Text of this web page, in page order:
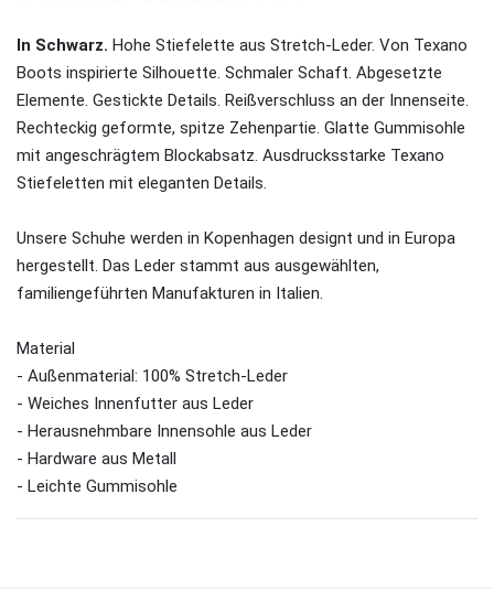
In Schwarz. Hohe Stiefelette aus Stretch-Leder. Von Texano
Boots inspirierte Silhouette. Schmaler Schaft. Abgesetzte
Elemente. Gestickte Details. Reißverschluss an der Innenseite.
Rechteckig geformte, spitze Zehenpartie. Glatte Gummisohle
mit angeschrägtem Blockabsatz. Ausdrucksstarke Texano
Stiefeletten mit eleganten Details.
Unsere Schuhe werden in Kopenhagen designt und in Europa
hergestellt. Das Leder stammt aus ausgewählten,
familiengeführten Manufakturen in Italien.
Material
- Außenmaterial: 100% Stretch-Leder
- Weiches Innenfutter aus Leder
- Herausnehmbare Innensohle aus Leder
- Hardware aus Metall
- Leichte Gummisohle